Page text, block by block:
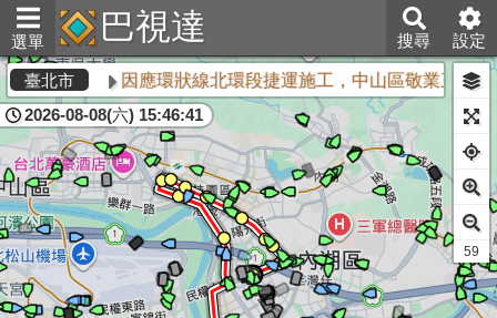
選單 巴視達 搜尋 設定
臺北市 因應環狀線北環段捷運施工，中山區敬業三路與
2026-08-08(六) 15:46:41
58